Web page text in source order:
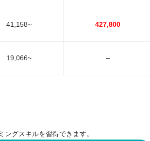
41,158~ 427,800
19,066~ –
グスキルを習得できます。